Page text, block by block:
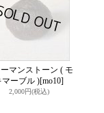
マンストーン ( モ
マーブル )[mo10]
2,000円(税込)